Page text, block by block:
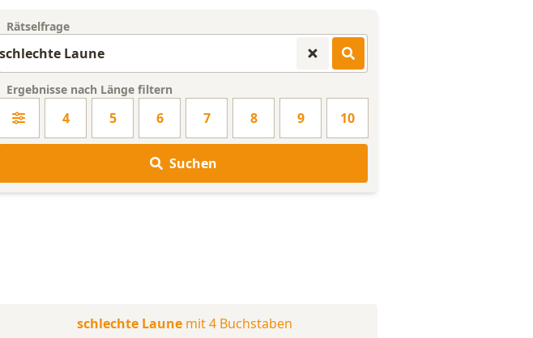
Rätselfrage
Ergebnisse nach Länge filtern
4 5 6 7 8 9 10
Suchen
schlechte Laune mit 4 Buchstaben